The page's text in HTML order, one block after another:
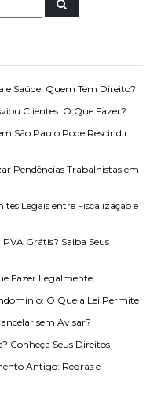
e
s
r
Saúde: Quem Tem Direito?
Clientes: O Que Fazer?
São Paulo Pode Rescindir
Pendências Trabalhistas em
Legais entre Fiscalização e
Grátis? Saiba Seus
Fazer Legalmente
O Que a Lei Permite
sem Avisar?
Conheça Seus Direitos
Antigo: Regras e